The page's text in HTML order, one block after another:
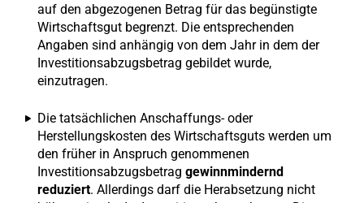
auf den abgezogenen Betrag für das begünstigte
Wirtschaftsgut begrenzt. Die entsprechenden
Angaben sind anhängig von dem Jahr in dem der
Investitionsabzugsbetrag gebildet wurde,
einzutragen.
Die tatsächlichen Anschaffungs- oder
Herstellungskosten des Wirtschaftsguts werden um
den früher in Anspruch genommenen
Investitionsabzugsbetrag gewinnmindernd
reduziert. Allerdings darf die Herabsetzung nicht